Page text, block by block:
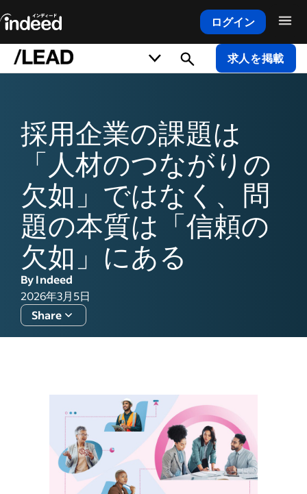
ログイン
メインコンテンツの開始 求人を掲載
採用企業の課題は
「人材のつながりの
欠如」ではなく、問
題の本質は「信頼の
欠如」にある
By Indeed
2026年3月5日
Share